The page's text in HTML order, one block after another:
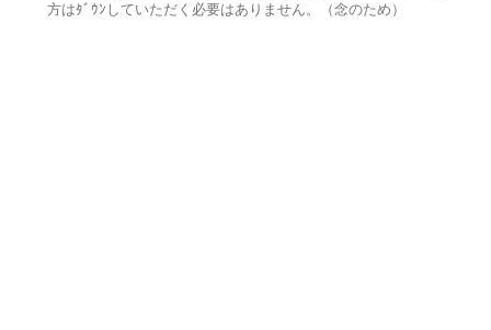
方はﾀﾞｳﾝしていただく必要はありません。（念のため）